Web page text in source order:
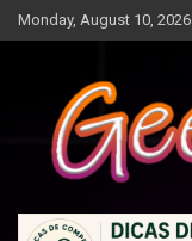
Skip
to
Monday, August 10, 2026
Geek Chic